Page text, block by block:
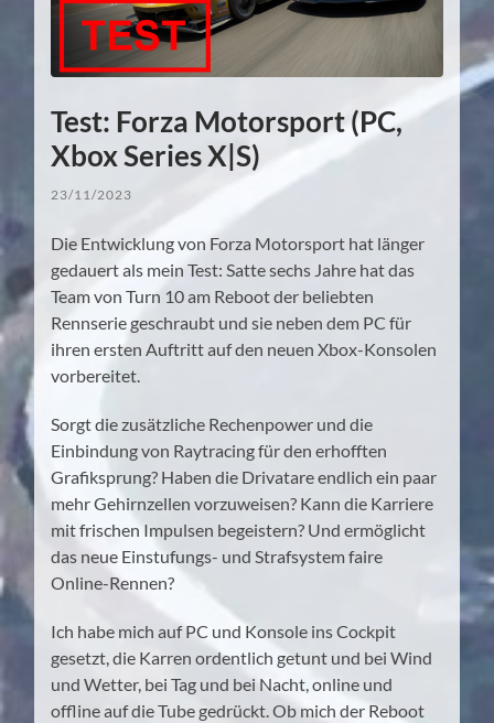
Test: Forza Motorsport (PC,
Xbox Series X|S)
23/11/2023
Die Entwicklung von Forza Motorsport hat länger
gedauert als mein Test: Satte sechs Jahre hat das
Team von Turn 10 am Reboot der beliebten
Rennserie geschraubt und sie neben dem PC für
ihren ersten Auftritt auf den neuen Xbox-Konsolen
vorbereitet.
Sorgt die zusätzliche Rechenpower und die
Einbindung von Raytracing für den erhofften
Grafiksprung? Haben die Drivatare endlich ein paar
mehr Gehirnzellen vorzuweisen? Kann die Karriere
mit frischen Impulsen begeistern? Und ermöglicht
das neue Einstufungs- und Strafsystem faire
Online-Rennen?
Ich habe mich auf PC und Konsole ins Cockpit
gesetzt, die Karren ordentlich getunt und bei Wind
und Wetter, bei Tag und bei Nacht, online und
offline auf die Tube gedrückt. Ob mich der Reboot